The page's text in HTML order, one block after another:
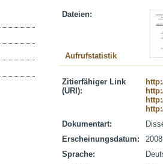
Dateien:
Aufrufstatistik
Zitierfähiger Link
(URI):
Dokumentart:
Erscheinungsdatum:
2008
Sprache: